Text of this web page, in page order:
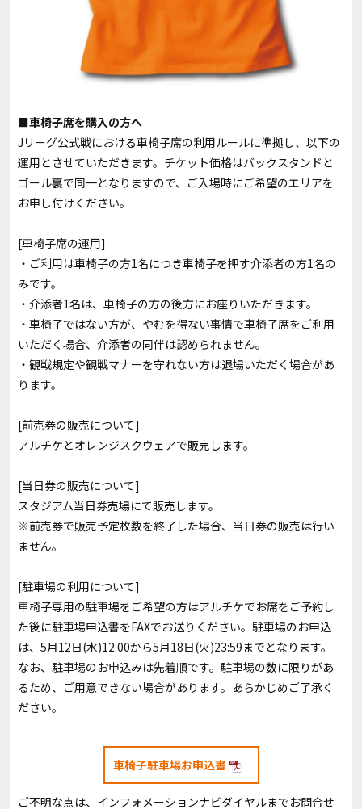
■車椅子席を購入の方へ
Jリーグ公式戦における車椅子席の利用ルールに準拠し、以下の
運用とさせていただきます。チケット価格はバックスタンドと
ゴール裏で同一となりますので、ご入場時にご希望のエリアを
お申し付けください。
[車椅子席の運用]
・ご利用は車椅子の方1名につき車椅子を押す介添者の方1名の
みです。
・介添者1名は、車椅子の方の後方にお座りいただきます。
・車椅子ではない方が、やむを得ない事情で車椅子席をご利用
いただく場合、介添者の同伴は認められません。
・観戦規定や観戦マナーを守れない方は退場いただく場合があ
ります。
[前売券の販売について]
アルチケとオレンジスクウェアで販売します。
[当日券の販売について]
スタジアム当日券売場にて販売します。
※前売券で販売予定枚数を終了した場合、当日券の販売は行い
ません。
[駐車場の利用について]
車椅子専用の駐車場をご希望の方はアルチケでお席をご予約し
た後に駐車場申込書をFAXでお送りください。駐車場のお申込
は、5月12日(水)12:00から5月18日(火)23:59までとなります。
なお、駐車場のお申込みは先着順です。駐車場の数に限りがあ
るため、ご用意できない場合があります。あらかじめご了承く
ださい。
車椅子駐車場お申込書
ご不明な点は、インフォメーションナビダイヤルまでお問合せ